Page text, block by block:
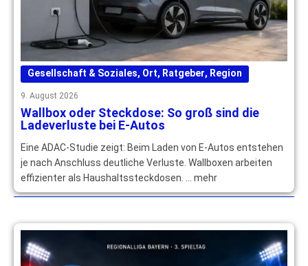
Gesellschaft & Soziales, Ort, Ratgeber, Region
9. August 2026
Wallbox oder Steckdose: So groß sind die
Ladeverluste bei E-Autos
Eine ADAC-Studie zeigt: Beim Laden von E-Autos entstehen
je nach Anschluss deutliche Verluste. Wallboxen arbeiten
effizienter als Haushaltssteckdosen. … mehr